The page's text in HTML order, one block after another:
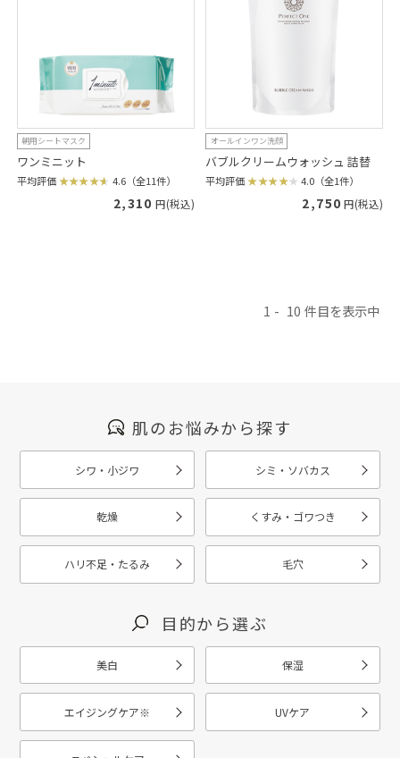
朝用シートマスク
ワンミニット
平均評価 4.6（全11件）
2,310 円(税込)
オールインワン洗顔
バブルクリームウォッシュ 詰替
平均評価 4.0（全1件）
2,750 円(税込)
1 10
肌のお悩みから探す
シワ・小ジワ シミ・ソバカス
乾燥 くすみ・ゴワつき
ハリ不足・たるみ 毛穴
目的から選ぶ
美白 保湿
エイジングケア※ UVケア